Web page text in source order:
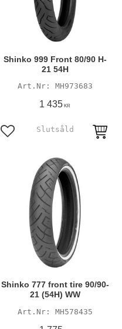
Shinko 999 Front 80/90 H-
21 54H
MH973683
1 435 KR
Lägg till i favoriter
Shinko 777 front tire 90/90-
21 (54H) WW
MH578435